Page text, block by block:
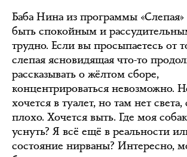
Баба Нина из программы «Слепая»
быть спокойным и
трудно. Если вы просыпаетесь от
слепая ясновидящая что-то
рассказывать о жёлтом сборе,
концентрироваться невозможно.
хочется в туалет, но там нет
плохо. Хочется выть. Где моя
уснуть? Я всё ещё в реальности
состояние нирваны? Интересно,